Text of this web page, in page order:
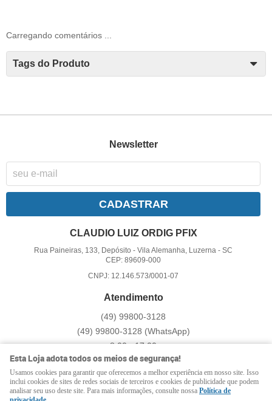
Carregando comentários ...
Tags do Produto
Newsletter
CADASTRAR
CLAUDIO LUIZ ORDIG PFIX
Rua Paineiras, 133, Depósito -Vila Alemanha, Luzerna -SC
CEP: 89609-000
CNPJ: 12.146.573/0001-07
Atendimento
(49) 99800-3128
(49) 99800-3128 (WhatsApp)
8:00 - 17:00
pfix@pfix.com.br
LOJA VIRTUAL CRIADA POR
Esta Loja adota todos os meios de segurança!
Usamos cookies para garantir que oferecemos a melhor experiência em nosso site. Isso
inclui cookies de sites de redes sociais de terceiros e cookies de publicidade que podem
analisar seu uso deste site. Para mais informações, consulte nossa Política de